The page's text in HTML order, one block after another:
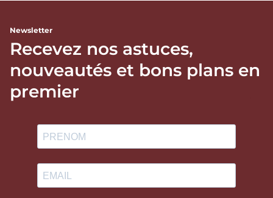
Newsletter
Recevez nos astuces,
nouveautés et bons plans en
premier